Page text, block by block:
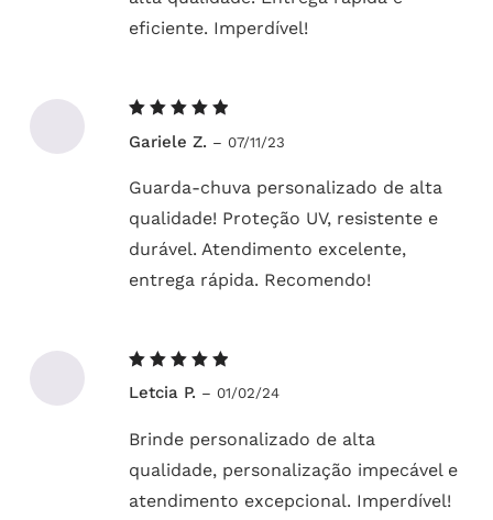
eficiente. Imperdível!
5de 5
Gariele Z. – 07/11/23
Guarda-chuva personalizado de alta
qualidade! Proteção UV, resistente e
durável. Atendimento excelente,
entrega rápida. Recomendo!
5de 5
Letcia P. – 01/02/24
Brinde personalizado de alta
qualidade, personalização impecável e
atendimento excepcional. Imperdível!